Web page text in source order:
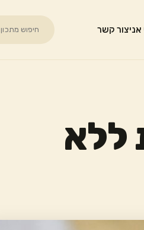
אניצור קשר
ללא